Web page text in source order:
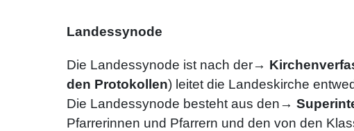
Landessynode
Die Landessynode ist nach der→
den Protokollen) leitet die Landeskirche
Die Landessynode besteht aus den→
Pfarrerinnen und Pfarrern und den von den